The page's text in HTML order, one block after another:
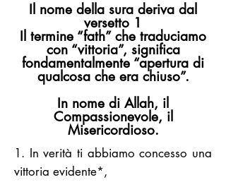
Il nome della sura deriva dal
versetto 1
Il termine “fath” che traduciamo
con “vittoria”, significa
fondamentalmente “apertura di
qualcosa che era chiuso”.
In nome di Allah, il
Compassionevole, il
Misericordioso.
1. In verità ti abbiamo concesso una
vittoria evidente*,